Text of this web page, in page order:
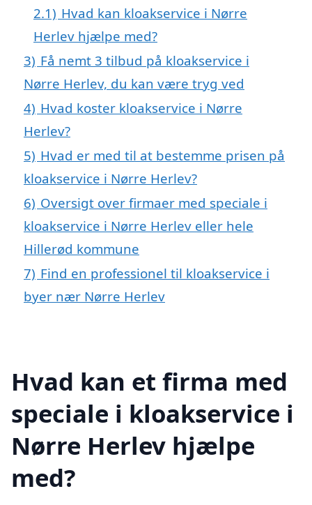
2.1) Hvad kan kloakservice i Nørre
Herlev hjælpe med?
3) Få nemt 3 tilbud på kloakservice i
Nørre Herlev, du kan være tryg ved
4) Hvad koster kloakservice i Nørre
Herlev?
5) Hvad er med til at bestemme prisen på
kloakservice i Nørre Herlev?
6) Oversigt over firmaer med speciale i
kloakservice i Nørre Herlev eller hele
Hillerød kommune
7) Find en professionel til kloakservice i
byer nær Nørre Herlev
Hvad kan et firma med
speciale i kloakservice i
Nørre Herlev hjælpe
med?